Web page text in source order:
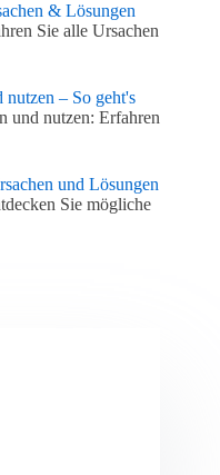
& Lösungen
Sie alle Ursachen
– So geht's
und nutzen: Erfahren
und Lösungen
Sie mögliche